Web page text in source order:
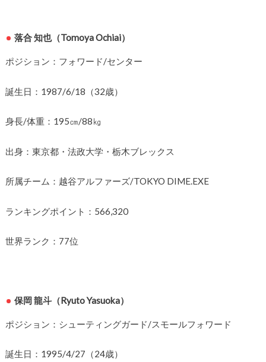
落合 知也（Tomoya Ochiai）
ポジション：フォワード/センター
誕生日：1987/6/18（32歳）
身長/体重：195㎝/88㎏
出身：東京都・法政大学・栃木ブレックス
所属チーム：越谷アルファーズ/TOKYO DIME.EXE
ランキングポイント：566,320
世界ランク：77位
保岡 龍斗（Ryuto Yasuoka）
ポジション：シューティングガード/スモールフォワード
誕生日：1995/4/27（24歳）